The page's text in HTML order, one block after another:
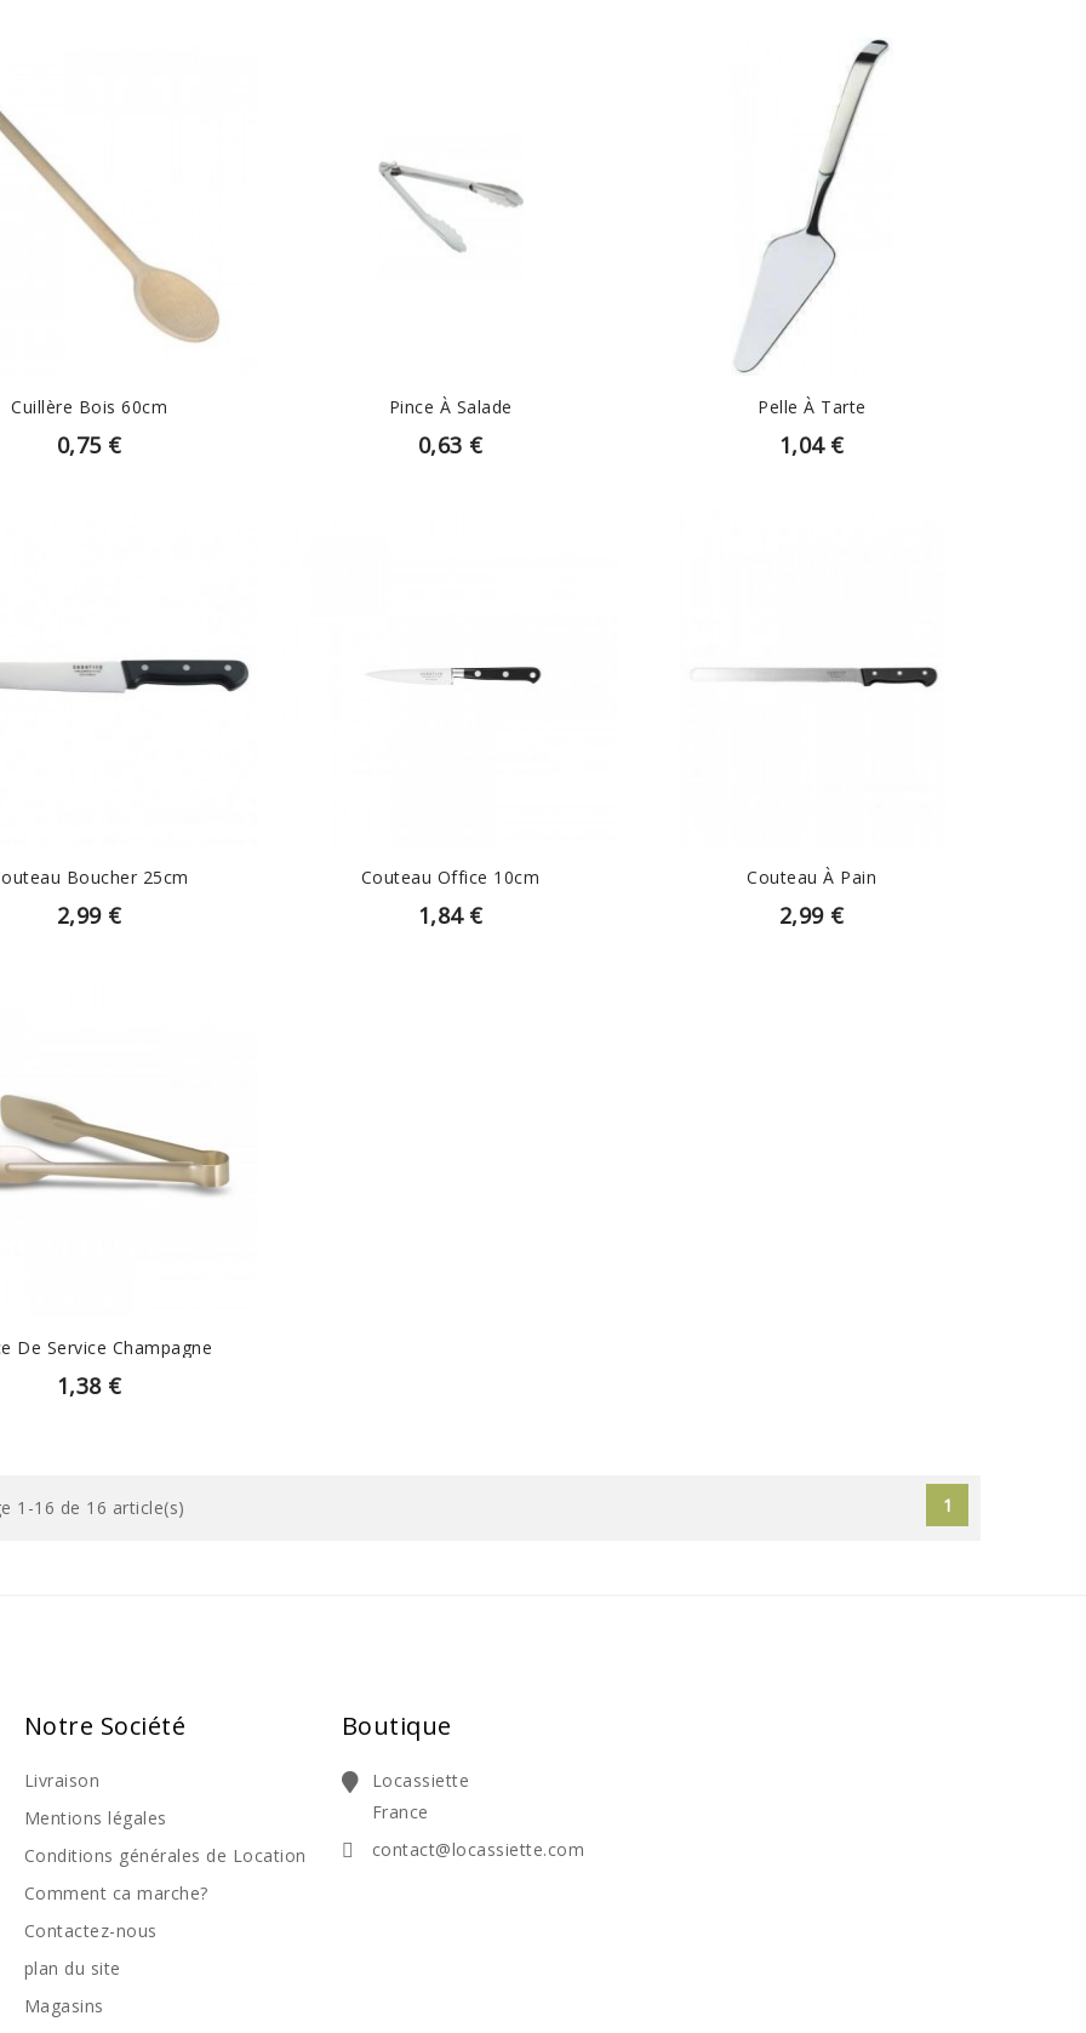
EN SAVOIR PLUS
Cuillère Bois 60cm
0,75 €
EN SAVOIR PLUS
Pince À Salade
0,63 €
EN SAVOIR PLUS
Pelle À Tarte
1,04 €
EN SAVOIR PLUS
Boucher 25cm
2,99 €
Couteau Office 10cm
1,84 €
EN SAVOIR PLUS
Couteau À Pain
2,99 €
EN SAVOIR PLUS
De Service Champagne
1,38 €
1-16 de 16 article(s) 1
Notre Société
Livraison
Mentions légales
Conditions générales de Location
Comment ca marche?
Contactez-nous
plan du site
Magasins
Boutique
Locassiette
France
contact@locassiette.com